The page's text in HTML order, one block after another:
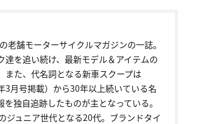
老舗モーターサイクルマガジンの一誌。
達を追い続け、最新モデル＆アイテムの
また、代名詞となる新車スクープは
3月号掲載）から30年以上続いている名
独自追跡したものが主となっている。
ジュニア世代となる20代。ブランドタイ